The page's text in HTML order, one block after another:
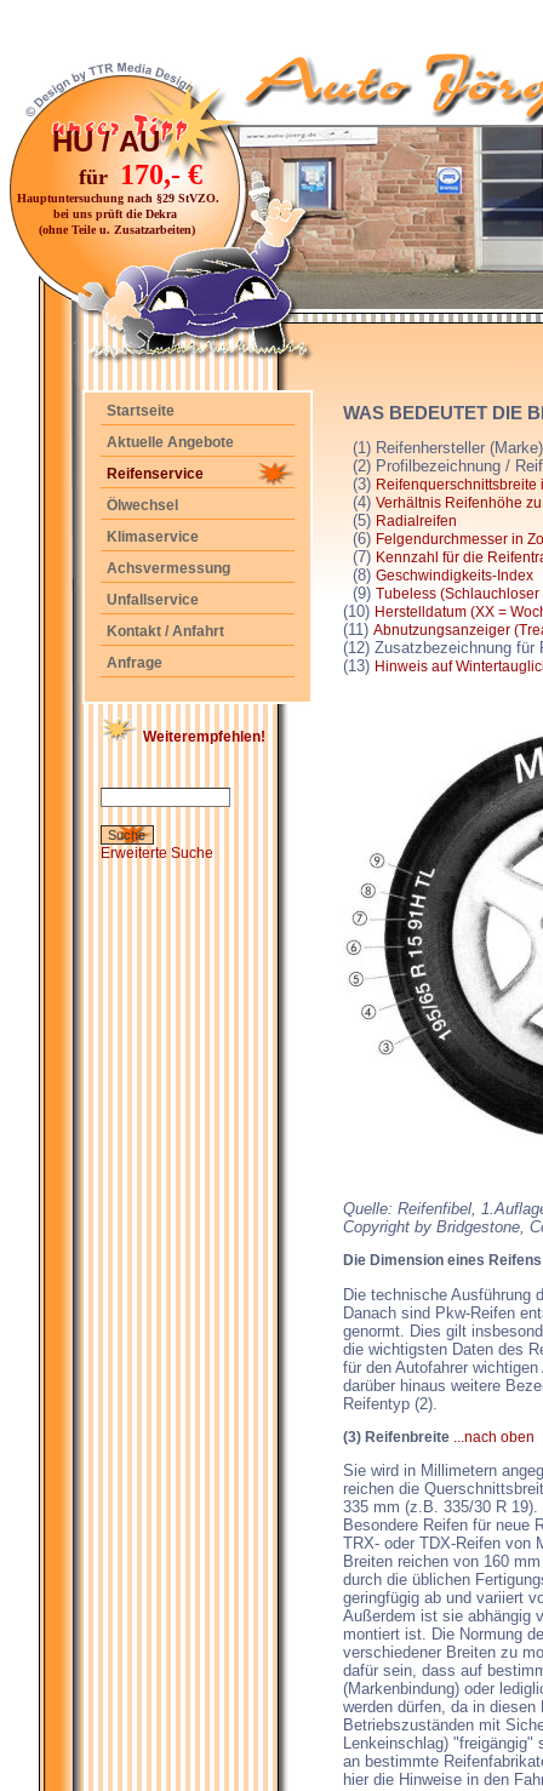
HU / AU
für 170,- €
Hauptuntersuchung nach §29 StVZO.
bei uns prüft die Dekra
(ohne Teile u. Zusatzarbeiten)
Startseite
Aktuelle Angebote
Reifenservice
Ölwechsel
Klimaservice
Achsvermessung
Unfallservice
Kontakt / Anfahrt
Anfrage
Weiterempfehlen!
Erweiterte Suche
WAS BEDEUTET DIE
(1) Reifenhersteller (Marke)
(2) Profilbezeichnung /
(3) Reifenquerschnittsbreite
(4) Verhältnis Reifenhöhe
(5) Radialreifen
(6) Felgendurchmesser in
(7) Kennzahl für die
(8) Geschwindigkeits-Index
(9) Tubeless (Schlauchloser
(10) Herstelldatum (XX =
(11) Abnutzungsanzeiger
(12) Zusatzbezeichnung für
(13) Hinweis auf
Quelle: Reifenfibel,
Copyright by Bridgestone,
Die Dimension eines
Die technische Ausführung
Danach sind Pkw-Reifen
genormt. Dies gilt
die wichtigsten Daten des
für den Autofahrer
darüber hinaus weitere
Reifentyp (2).
(3) Reifenbreite ...nach oben
Sie wird in Millimetern
reichen die
335 mm (z.B. 335/30 R
Besondere Reifen für neue
TRX- oder TDX-Reifen von
Breiten reichen von 160
durch die üblichen
geringfügig ab und variiert
Außerdem ist sie abhängig
montiert ist. Die Normung
verschiedener Breiten zu
dafür sein, dass auf
(Markenbindung) oder
werden dürfen, da in
Betriebszuständen mit
Lenkeinschlag) "freigängig"
an bestimmte
hier die Hinweise in den